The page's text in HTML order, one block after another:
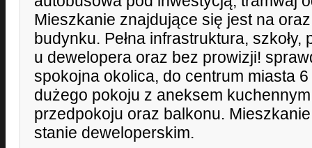
Mieszkanie znajdujące się jest na
budynku. Pełna infrastruktura,
u dewelopera oraz bez prowizji!
spokojna okolica, do centrum miasta
dużego pokoju z aneksem
przedpokoju oraz balkonu.
stanie deweloperskim.